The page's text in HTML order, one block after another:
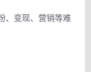
、变现、营销等难